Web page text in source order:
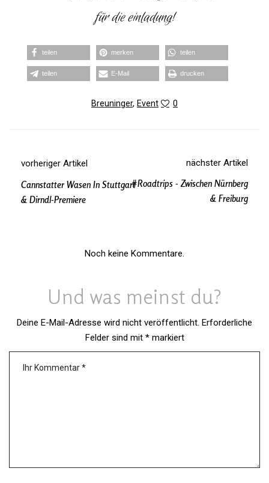
für die einladung!
teilen merken teilen
teilen E‑Mail dru­cken
Breuninger, Event 0
vorheriger Artikel
Cannstatter Wasen In Stuttgart
& Dirndl-Premiere
nächster Artikel
#roadtrips - Zwischen Nürnberg
& Freiburg
Noch keine Kommentare.
Und was meinst du?
Deine E-Mail-Adresse wird nicht veröffentlicht. Erforderliche
Felder sind mit *markiert